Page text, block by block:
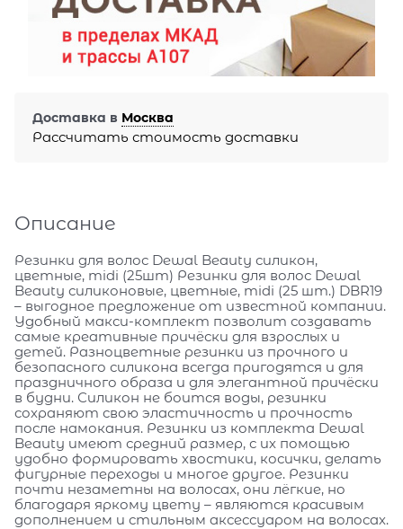
Доставка в Москва
Рассчитать стоимость доставки
Описание
Резинки для волос Dewal Beauty силикон,
цветные, midi (25шт) Резинки для волос Dewal
Beauty силиконовые, цветные, midi (25 шт.) DBR19
– выгодное предложение от известной компании.
Удобный макси-комплект позволит создавать
самые креативные причёски для взрослых и
детей. Разноцветные резинки из прочного и
безопасного силикона всегда пригодятся и для
праздничного образа и для элегантной причёски
в будни. Силикон не боится воды, резинки
сохраняют свою эластичность и прочность
после намокания. Резинки из комплекта Dewal
Beauty имеют средний размер, с их помощью
удобно формировать хвостики, косички, делать
фигурные переходы и многое другое. Резинки
почти незаметны на волосах, они лёгкие, но
благодаря яркому цвету – являются красивым
дополнением и стильным аксессуаром на волосах.